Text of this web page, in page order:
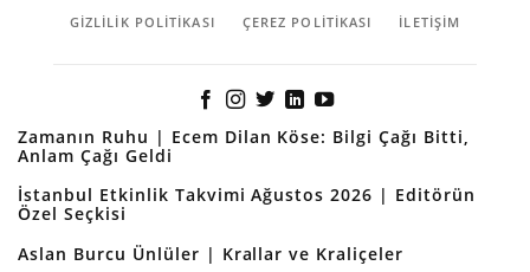
GIZLILIK POLITIKASI
ÇEREZ POLITIKASI İLETİŞİM
Zamanın Ruhu | Ecem Dilan Köse: Bilgi Çağı Bitti,
Anlam Çağı Geldi
İstanbul Etkinlik Takvimi Ağustos 2026 | Editörün
Özel Seçkisi
Aslan Burcu Ünlüler | Krallar ve Kraliçeler